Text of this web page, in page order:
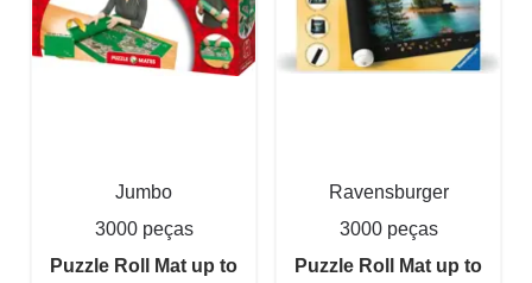
Jumbo
3000 peças
Puzzle Roll Mat up to
Ravensburger
3000 peças
Puzzle Roll Mat up to